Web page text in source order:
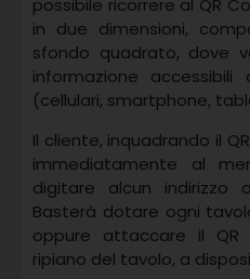
possibile ricorrere al QR
in due dimensioni,
sfondo quadrato, dove
informazione
(cellulari, smartphone,
Il cliente, inquadrando il
immediatamente al
digitare alcun indirizzo
Basterà dotare ogni
oppure attaccare il
ripiano del tavolo, a